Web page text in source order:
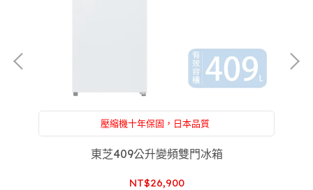
壓縮機十年保固，日本品質
送標準安裝+舊機回收。附設：家電維修，一條龍服
務，售後服務沒煩惱
東芝409公升變頻雙門冰箱
NT$26,900